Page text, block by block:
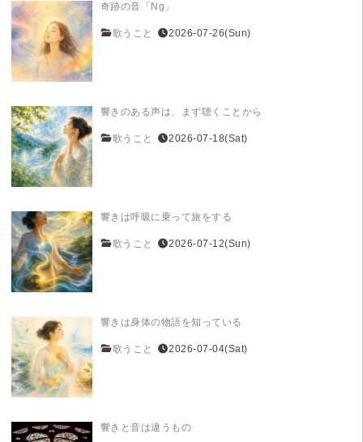
奇跡の音「Ng」
歌うこと 2026-07-26(Sun)
響きのある声は、まず聴くことから
歌うこと 2026-07-18(Sat)
響きは呼吸に乗って旅をする
歌うこと 2026-07-12(Sun)
響きは身体の物語を知っている
歌うこと 2026-07-04(Sat)
響きと音は違うもの